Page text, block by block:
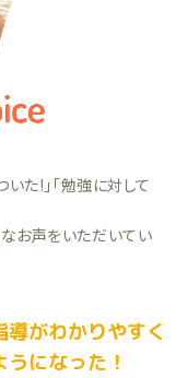
た!」「勉強に対して
お声をいただいてい
導がわかりやすく
うになった！